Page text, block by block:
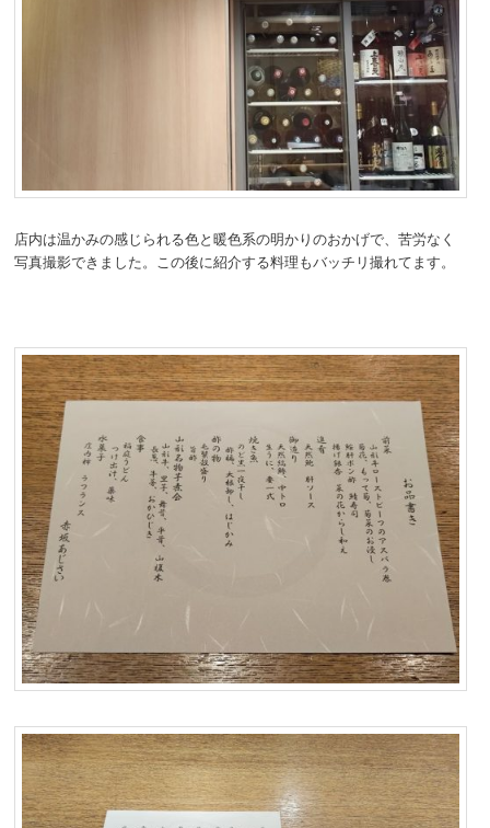
店内は温かみの感じられる色と暖色系の明かりのおかげで、苦労なく
写真撮影できました。この後に紹介する料理もバッチリ撮れてます。